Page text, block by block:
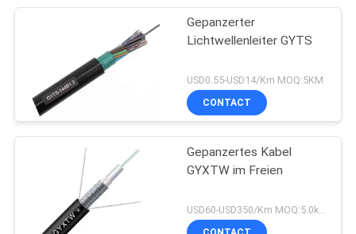
Gepanzerter
Lichtwellenleiter GYTS
USD0.55-USD14/Km MOQ:5KM
CONTACT
Gepanzertes Kabel
GYXTW im Freien
USD60-USD350/Km MOQ:5.0km